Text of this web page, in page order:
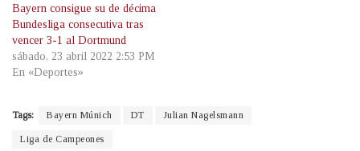
Bayern consigue su de décima
Bundesliga consecutiva tras
vencer 3-1 al Dortmund
sábado, 23 abril 2022 2:53 PM
En «Deportes»
Tags: Bayern Múnich DT Julian Nagelsmann
Liga de Campeones